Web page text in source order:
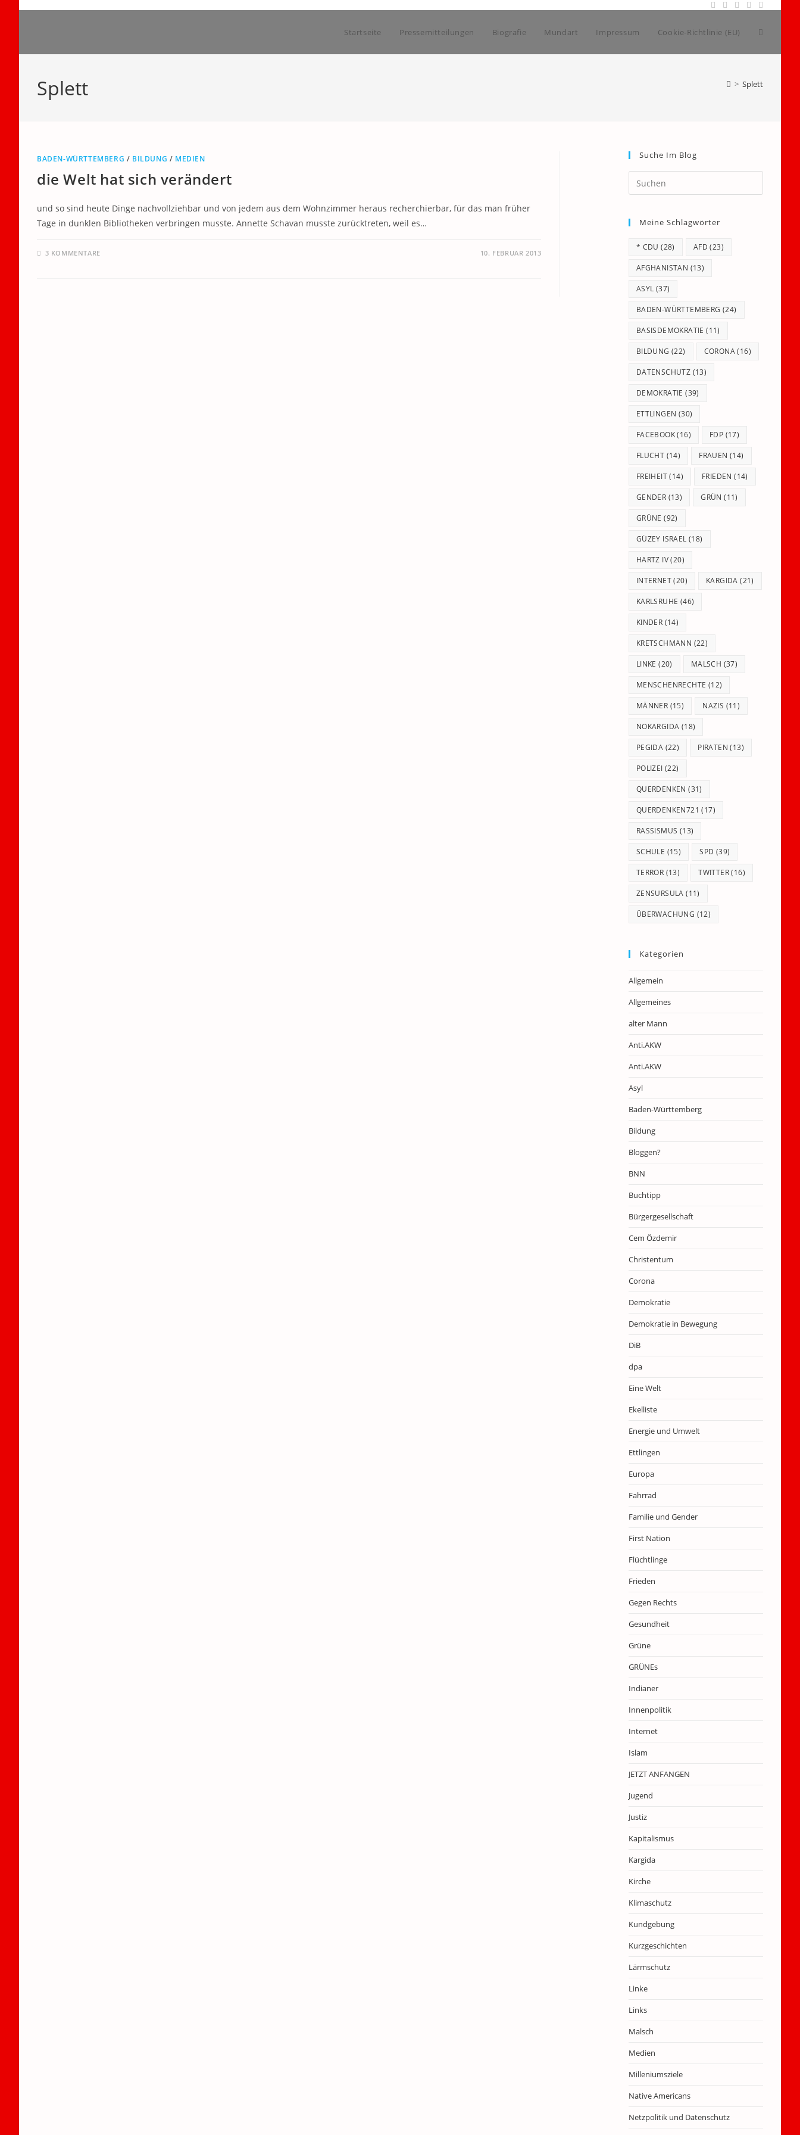
Startseite Pressemitteilungen Biografie Mundart Impressum Cookie-Richtlinie (EU) Website-
Splett > Splett
BADEN-WÜRTTEMBERG / BILDUNG / MEDIEN
die Welt hat sich verändert
und so sind heute Dinge nachvollziehbar und von jedem aus dem Wohnzimmer heraus recherchierbar, für das man früher
Tage in dunklen Bibliotheken verbringen musste. Annette Schavan musste zurücktreten, weil es…
3 KOMMENTARE 10. FEBRUAR 2013
Suche Im Blog
Escape
Meine Schlagwörter
* CDU (28) AFD (23)
AFGHANISTAN (13)
ASYL (37)
BADEN-WÜRTTEMBERG (24)
BASISDEMOKRATIE (11)
BILDUNG (22) CORONA(16)
DATENSCHUTZ (13)
DEMOKRATIE (39)
ETTLINGEN (30)
FACEBOOK(16) FDP (17)
FLUCHT (14) FRAUEN (14)
FREIHEIT(14) FRIEDEN (14)
GENDER (13) GRÜN (11)
GRÜNE (92)
GÜZEY ISRAEL (18)
HARTZ IV(20)
INTERNET(20) KARGIDA (21)
KARLSRUHE (46)
KINDER (14)
KRETSCHMANN (22)
LINKE (20) MALSCH (37)
MENSCHENRECHTE (12)
MÄNNER (15) NAZIS (11)
NOKARGIDA (18)
PEGIDA (22) PIRATEN (13)
POLIZEI (22)
QUERDENKEN (31)
QUERDENKEN721 (17)
RASSISMUS (13)
SCHULE (15) SPD (39)
TERROR (13) TWITTER(16)
ZENSURSULA (11)
ÜBERWACHUNG (12)
Kategorien
Allgemein
Allgemeines
alter Mann
Anti.AKW
Anti.AKW
Asyl
Baden-Württemberg
Bildung
Bloggen?
BNN
Buchtipp
Bürgergesellschaft
Cem Özdemir
Christentum
Corona
Demokratie
Demokratie in Bewegung
DiB
dpa
Eine Welt
Ekelliste
Energie und Umwelt
Ettlingen
Europa
Fahrrad
Familie und Gender
First Nation
Flüchtlinge
Frieden
Gegen Rechts
Gesundheit
Grüne
GRÜNEs
Indianer
Innenpolitik
Internet
Islam
JETZT ANFANGEN
Jugend
Justiz
Kapitalismus
Kargida
Kirche
Klimaschutz
Kundgebung
Kurzgeschichten
Lärmschutz
Linke
Links
Malsch
Medien
Milleniumsziele
Native Americans
Netzpolitik und Datenschutz